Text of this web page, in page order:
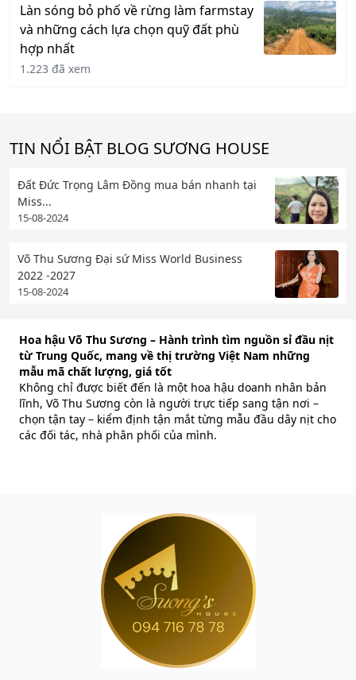
Làn sóng bỏ phố về rừng làm farmstay
và những cách lựa chọn quỹ đất phù
hợp nhất
1.223 đã xem
TIN NỔI BẬT BLOG SƯƠNG HOUSE
Đất Đức Trọng Lâm Đồng mua bán nhanh tại
Miss...
15-08-2024
Võ Thu Sương Đại sứ Miss World Business
2022 -2027
15-08-2024
Hoa hậu Võ Thu Sương – Hành trình tìm nguồn sỉ đầu nịt
từ Trung Quốc, mang về thị trường Việt Nam những
mẫu mã chất lượng, giá tốt
Không chỉ được biết đến là một hoa hậu doanh nhân bản
lĩnh, Võ Thu Sương còn là người trực tiếp sang tận nơi –
chọn tận tay – kiểm định tận mắt từng mẫu đầu dây nịt cho
các đối tác, nhà phân phối của mình.